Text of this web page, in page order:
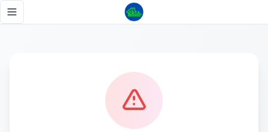
Toggle navigation menu
Página no encontrada - Tu Casa RD